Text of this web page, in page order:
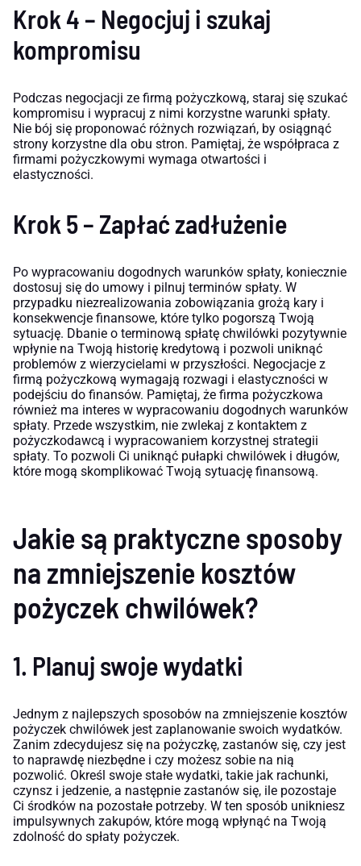
Krok 4 – Negocjuj i szukaj
kompromisu
Podczas negocjacji ze firmą pożyczkową, staraj się szukać
kompromisu i wypracuj z nimi korzystne warunki spłaty.
Nie bój się proponować różnych rozwiązań, by osiągnąć
strony korzystne dla obu stron. Pamiętaj, że współpraca z
firmami pożyczkowymi wymaga otwartości i
elastyczności.
Krok 5 – Zapłać zadłużenie
Po wypracowaniu dogodnych warunków spłaty, koniecznie
dostosuj się do umowy i pilnuj terminów spłaty. W
przypadku niezrealizowania zobowiązania grożą kary i
konsekwencje finansowe, które tylko pogorszą Twoją
sytuację. Dbanie o terminową spłatę chwilówki pozytywnie
wpłynie na Twoją historię kredytową i pozwoli uniknąć
problemów z wierzycielami w przyszłości. Negocjacje z
firmą pożyczkową wymagają rozwagi i elastyczności w
podejściu do finansów. Pamiętaj, że firma pożyczkowa
również ma interes w wypracowaniu dogodnych warunków
spłaty. Przede wszystkim, nie zwlekaj z kontaktem z
pożyczkodawcą i wypracowaniem korzystnej strategii
spłaty. To pozwoli Ci uniknąć pułapki chwilówek i długów,
które mogą skomplikować Twoją sytuację finansową.
Jakie są praktyczne sposoby
na zmniejszenie kosztów
pożyczek chwilówek?
1. Planuj swoje wydatki
Jednym z najlepszych sposobów na zmniejszenie kosztów
pożyczek chwilówek jest zaplanowanie swoich wydatków.
Zanim zdecydujesz się na pożyczkę, zastanów się, czy jest
to naprawdę niezbędne i czy możesz sobie na nią
pozwolić. Określ swoje stałe wydatki, takie jak rachunki,
czynsz i jedzenie, a następnie zastanów się, ile pozostaje
Ci środków na pozostałe potrzeby. W ten sposób unikniesz
impulsywnych zakupów, które mogą wpłynąć na Twoją
zdolność do spłaty pożyczek.